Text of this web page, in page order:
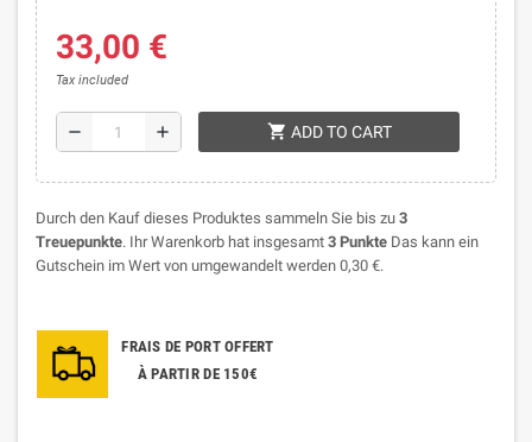
33,00 €
Tax included
remove add shopping_cart ADD TO CART
Durch den Kauf dieses Produktes sammeln Sie bis zu 3
Treuepunkte. Ihr Warenkorb hat insgesamt 3 Punkte Das kann ein
Gutschein im Wert von umgewandelt werden 0,30 €.
FRAIS DE PORT OFFERT
À PARTIR DE 150€